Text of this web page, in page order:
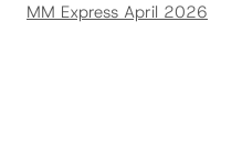
MM Express April 2026